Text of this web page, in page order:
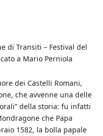
di Transiti – Festival del
a Mario Perniola
dei Castelli Romani,
che avvenne una delle
della storia: fu infatti
che Papa
1582, la bolla papale